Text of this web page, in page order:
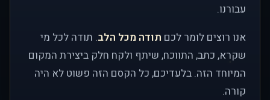
עבורנו.
אנו רוצים לומר לכם תודה מכל הלב. תודה לכל מי
שקרא, כתב, התווכח, שיתף ולקח חלק ביצירת המקום
המיוחד הזה. בלעדיכם, כל הקסם הזה פשוט לא היה
קורה.